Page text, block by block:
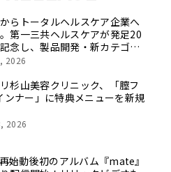
らトータルヘルスケア企業へ
第一三共ヘルスケアが発足20
念し、製品開発・新カテゴリ
台や旧社統合時のエピソード
！
2026
杉山美容クリニック、「膣フ
ンナー」に特典メニューを新規
2026
始動後初のアルバム『mate』